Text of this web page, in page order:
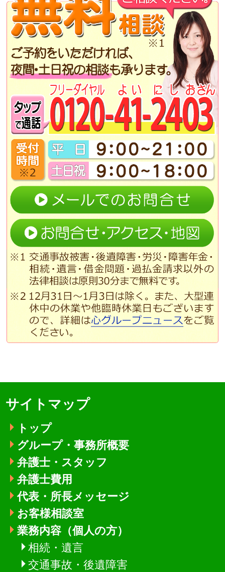
サイトマップ
トップ
グループ・事務所概要
弁護士・スタッフ
弁護士費用
代表・所長メッセージ
お客様相談室
業務内容（個人の方）
相続・遺言
交通事故・後遺障害